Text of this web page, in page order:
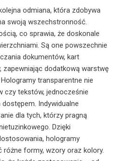
odmiana, która zdobywa
swoją wszechstronność.
co sprawia, że doskonale
Są one powszechnie
dokumentów, kart
zapewniając dodatkową warstwę
transparentne nie
czy tekstów, jednocześnie
Indywidualne
dla tych, którzy pragną
Dzięki
hologramy
różne formy, wzory oraz kolory.